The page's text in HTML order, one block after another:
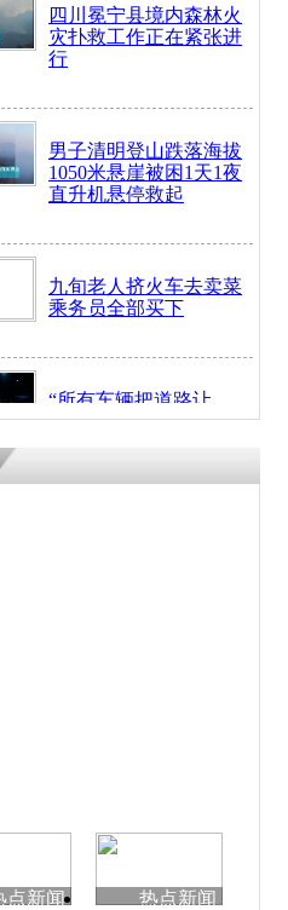
四川冕宁县境内森林火
灾扑救工作正在紧张进
行
男子清明登山跌落海拔
1050米悬崖被困1天1夜
直升机悬停救起
九旬老人挤火车去卖菜
乘务员全部买下
“所有车辆把道路让
开！”儿童突发疾病交
因
点新闻
热点新闻